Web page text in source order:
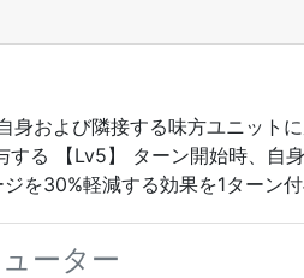
身および隣接する味方ユニッ
する 【Lv5】 ターン開始時、
を30%軽減する効果を1ターン
ーター